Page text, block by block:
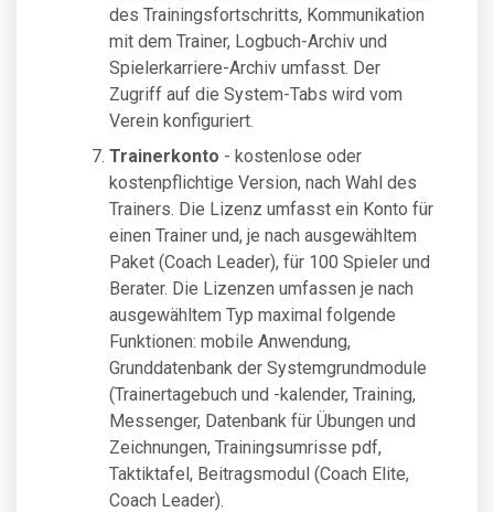
des Trainingsfortschritts, Kommunikation
mit dem Trainer, Logbuch-Archiv und
Spielerkarriere-Archiv umfasst. Der
Zugriff auf die System-Tabs wird vom
Verein konfiguriert.
Trainerkonto - kostenlose oder
kostenpflichtige Version, nach Wahl des
Trainers. Die Lizenz umfasst ein Konto für
einen Trainer und, je nach ausgewähltem
Paket (Coach Leader), für 100 Spieler und
Berater. Die Lizenzen umfassen je nach
ausgewähltem Typ maximal folgende
Funktionen: mobile Anwendung,
Grunddatenbank der Systemgrundmodule
(Trainertagebuch und -kalender, Training,
Messenger, Datenbank für Übungen und
Zeichnungen, Trainingsumrisse pdf,
Taktiktafel, Beitragsmodul (Coach Elite,
Coach Leader).